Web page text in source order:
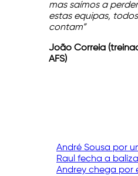
mas saímos a
estas equipas,
contam”
João Correia
AFS)
André Sousa por
Raul fecha a baliza
Andrey chega por